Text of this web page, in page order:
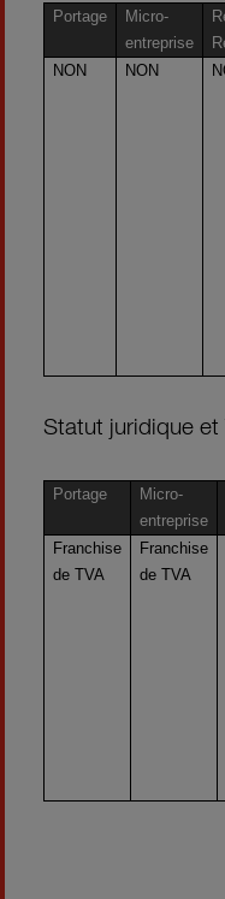
Portage
Micro-
entreprise
NON NON
Statut juridique et
Portage
Micro-
entreprise
Franchise
de TVA
Franchise
de TVA